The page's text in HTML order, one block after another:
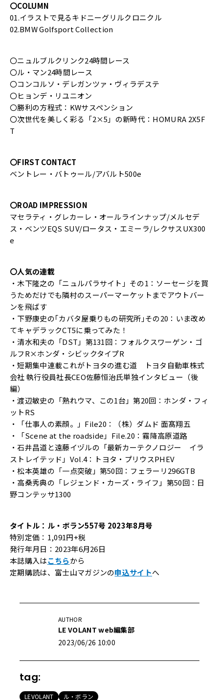
〇COLUMN
01.イラストで見るキドニーグリルクロニクル
02.BMW Golfsport Collection
〇ニュルブルクリンク24時間レース
〇ル・マン24時間レース
〇コンコルソ・デレガンツァ・ヴィラデステ
〇ヒョンデ・リユニオン
〇勝利の方程式：KWサスペンション
〇次世代を美しく彩る「2×5」の新時代：HOMURA 2X5F
T
〇FIRST CONTACT
ベントレー・バトゥール/アバルト500e
〇ROAD IMPRESSION
マセラティ・グレカーレ・オールラインナップ/メルセデ
ス・ベンツEQS SUV/ロータス・エミーラ/レクサスUX300
e
〇人気の連載
・木下隆之の「ニュルパラサイト」その1：ソーセージを買
うためだけでも隣村のスーパーマーケットまでアウトバー
ンを飛ばす
・下野康史の｢カバタ屋乗りもの研究所｣その20：いま改め
てキャデラックCT5に乗ってみた！
・清水和夫の「DST」第131回：フォルクスワーゲン・ゴ
ルフR×ホンダ・シビックタイプR
・短期集中連載これがトヨタの進む道 トヨタ自動車株式
会社 執行役員社長CEO佐藤恒治氏単独インタビュー（後
編）
・渡辺敏史の「熟れウマ、この1台」第20回：ホンダ・フィ
ットRS
・「仕事人の素顔。」File20：（株）ダムド 面髙翔五
・「Scene at the roadside」File.20：霧降高原道路
・石井昌道と遠藤イヅルの「最新カーテクノロジー イラ
ストレイテッド」Vol.4：トヨタ・プリウスPHEV
・松本英雄の「一点突破」第50回：フェラーリ296GTB
・高桑秀典の「レジェンド・カーズ・ライフ」第50回：日
野コンテッサ1300
タイトル：ル・ボラン557号 2023年8月号
特別定価：1,091円+税
発行年月日：2023年6月26日
本誌購入はこちらから
定期購読は、富士山マガジンの申込サイトへ
AUTHOR
LE VOLANT web編集部
2023/06/26 10:00
tag:
LEVOLANT ル・ボラン